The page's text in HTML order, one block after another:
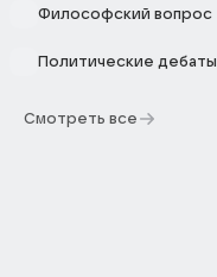
Философский вопрос
Политические дебаты
Смотреть все